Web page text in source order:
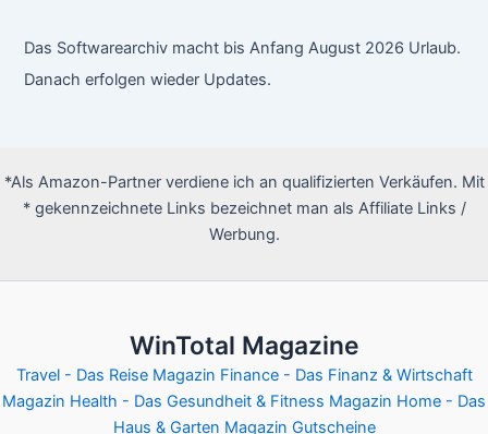
Das Softwarearchiv macht bis Anfang August 2026 Urlaub.
Danach erfolgen wieder Updates.
*Als Amazon-Partner verdiene ich an qualifizierten Verkäufen. Mit
* gekennzeichnete Links bezeichnet man als Affiliate Links /
Werbung.
WinTotal Magazine
Travel - Das Reise Magazin Finance - Das Finanz & Wirtschaft
Magazin Health - Das Gesundheit & Fitness Magazin Home - Das
Haus & Garten Magazin Gutscheine